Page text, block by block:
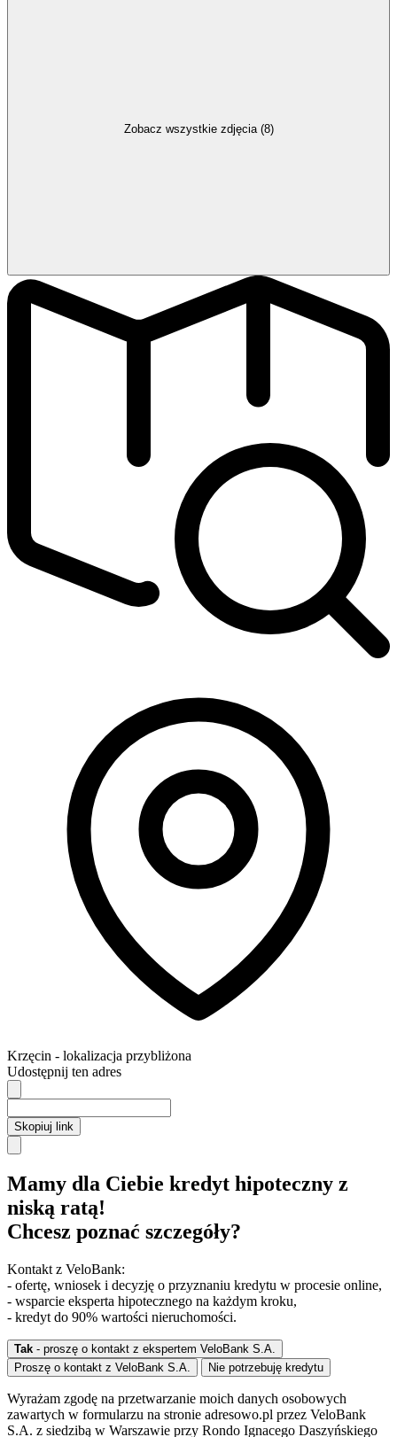
Zobacz wszystkie zdjęcia (8)
Krzęcin - lokalizacja przybliżona
Udostępnij ten adres
Skopiuj link
Mamy dla Ciebie kredyt hipoteczny z
niską ratą!
Chcesz poznać szczegóły?
Kontakt z VeloBank:
- ofertę, wniosek i decyzję o przyznaniu kredytu w procesie online,
- wsparcie eksperta hipotecznego na każdym kroku,
- kredyt do 90% wartości nieruchomości.
Tak - proszę o kontakt z ekspertem VeloBank S.A.
Proszę o kontakt z VeloBank S.A.
Nie potrzebuję kredytu
Wyrażam zgodę na przetwarzanie moich danych osobowych
zawartych w formularzu na stronie adresowo.pl przez VeloBank
S.A. z siedzibą w Warszawie przy Rondo Ignacego Daszyńskiego